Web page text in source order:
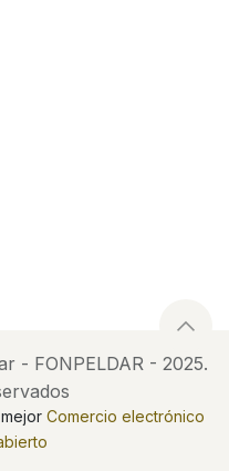
- FONPELDAR - 2025.
Comercio electrónico